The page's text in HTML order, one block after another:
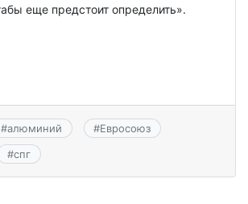
еще предстоит определить».
#алюминий #Евросоюз
#спг